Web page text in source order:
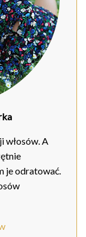
włosów. A
je odratować.